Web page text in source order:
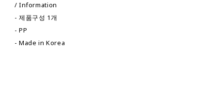
/ Information
- 제품구성 1개
- PP
- Made in Korea